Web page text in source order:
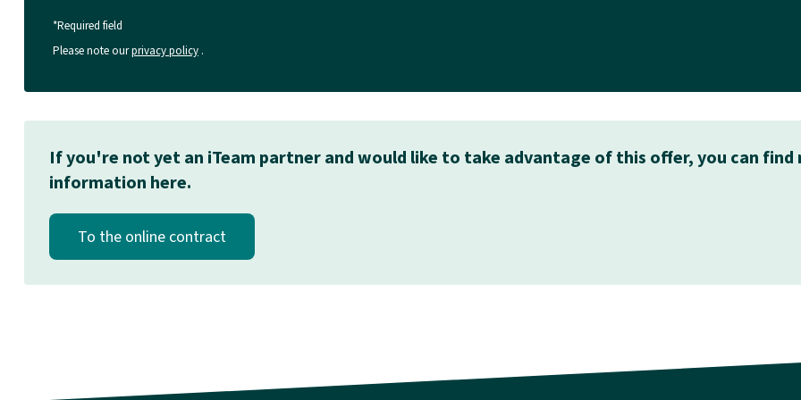
*Required field
Please note ourprivacy policy.
If you're not yet an iTeam partner and would like to take advantage of this offer, you can find
information here.
To the online contract